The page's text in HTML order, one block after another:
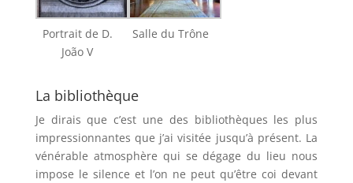
Portrait de D.
João V
Salle du Trône
La bibliothèque
Je dirais que c’est une des bibliothèques les plus
impressionnantes que j’ai visitée jusqu’à présent. La
vénérable atmosphère qui se dégage du lieu nous
impose le silence et l’on ne peut qu’être coi devant